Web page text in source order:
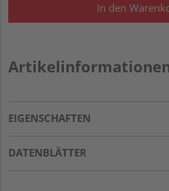
In den
EIGENSCHAFTEN
DATENBLÄTTER